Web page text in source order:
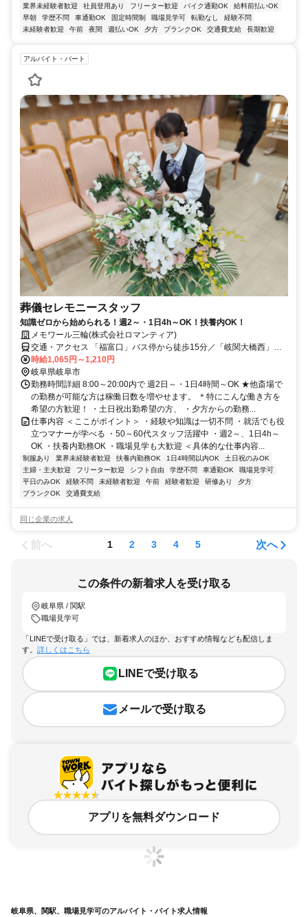
業界未経験者歓迎 社員登用あり フリーター歓迎 バイク通勤OK
給料前払いOK
早朝
学歴不問 車通勤OK 固定時間制 職場見学可 転勤なし
経験不問
未経験者歓迎
午前 夜間 週払いOK 夕方 ブランクOK 交通費支給 長期歓迎
アルバイト・パート
葬儀セレモニースタッフ
知識ゼロから始められる！週2～・1日4h～OK！扶養内OK！
メモワール三輪(株式会社ロマンティア)
交通・アクセス 「福富口」バス停から徒歩15分／「岐関大橋西」交
差点すぐ ★車通勤OK
時給1,065円～1,210円
岐阜県岐阜市
勤務時間詳細 8:00～20:00内で 週2日～・1日4時間～OK ★他斎場で
の勤務が可能な方は稼働日数を増やせます。 ＊特にこんな働き方を
希望の方歓迎！ ・土日祝出勤希望の方、 ・夕方からの勤務...
仕事内容 ＜ここがポイント＞ ・経験や知識は一切不問 ・就活でも役
立つマナーが学べる ・50～60代スタッフ活躍中 ・週2～、1日4h～
OK ・扶養内勤務OK ・職場見学も大歓迎 ＜具体的な仕事内容...
制服あり 業界未経験者歓迎 扶養内勤務OK 1日4時間以内OK
土日祝のみOK
主婦・主夫歓迎
フリーター歓迎 シフト自由 学歴不問 車通勤OK
職場見学可
平日のみOK
経験不問 未経験者歓迎 午前 経験者歓迎 研修あり
夕方
ブランクOK
交通費支給
同じ企業の求人
前へ 1 2 3 4 5 次へ
この条件の新着求人を受け取る
岐阜県 / 関駅
職場見学可
「LINEで受け取る」では、新着求人のほか、おすすめ情報なども配信しま
す。 詳しくはこちら
LINEで受け取る
メールで受け取る
アプリを無料ダウンロード
岐阜県、関駅、職場見学可のアルバイト・バイト求人情報